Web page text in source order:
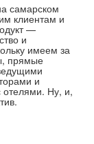
самарском
клиентам и
—
и
имеем за
прямые
и
отелями. Ну, и,